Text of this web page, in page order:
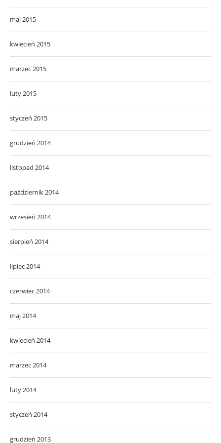
maj 2015
kwiecień 2015
marzec 2015
luty 2015
styczeń 2015
grudzień 2014
listopad 2014
październik 2014
wrzesień 2014
sierpień 2014
lipiec 2014
czerwiec 2014
maj 2014
kwiecień 2014
marzec 2014
luty 2014
styczeń 2014
grudzień 2013